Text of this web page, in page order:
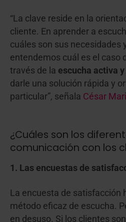
“La clave reside en la
cliente. En aprender a
cuáles son sus necesidades
entendemos cuál es el caso
través de la escucha activa
darle una solución rápida y
particular”, señala César
¿Cuáles son los
comunicación con los
1. Las encuestas de
La encuesta de satisfacción
método eficaz de escucha.
en desuso. Si los clientes